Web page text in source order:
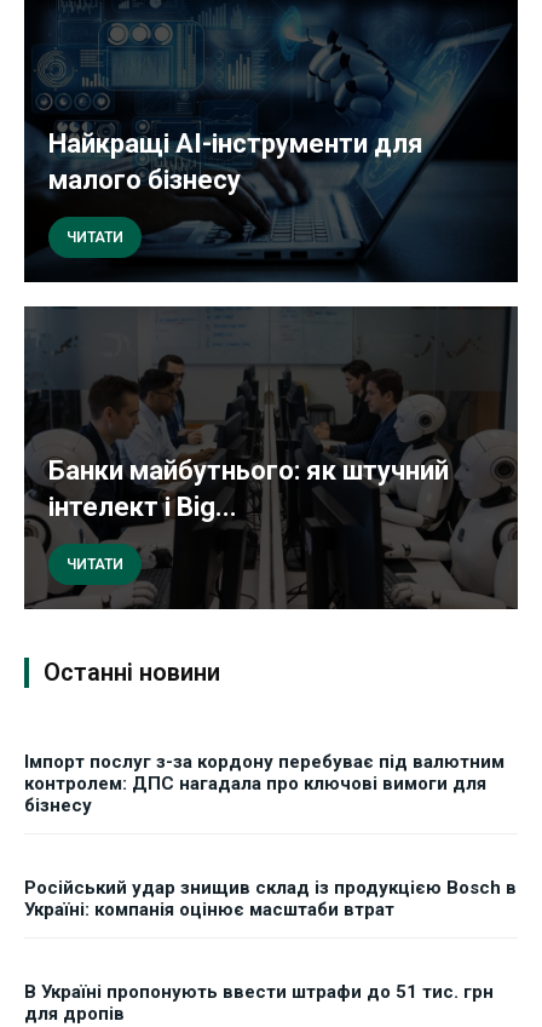
Найкращі AI-інструменти для
малого бізнесу
ЧИТАТИ
Банки майбутнього: як штучний
інтелект і Big...
ЧИТАТИ
Останні новини
Імпорт послуг з-за кордону перебуває під валютним
контролем: ДПС нагадала про ключові вимоги для
бізнесу
Російський удар знищив склад із продукцією Bosch в
Україні: компанія оцінює масштаби втрат
В Україні пропонують ввести штрафи до 51 тис. грн
для дропів